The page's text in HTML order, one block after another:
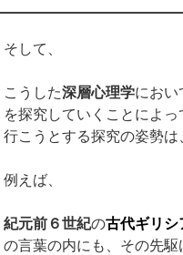
そして、
こうした深層心理学におい
を探究していくことによ
行こうとする探究の姿勢は
例えば、
紀元前６世紀の古代ギリシ
の言葉の内にも、その先